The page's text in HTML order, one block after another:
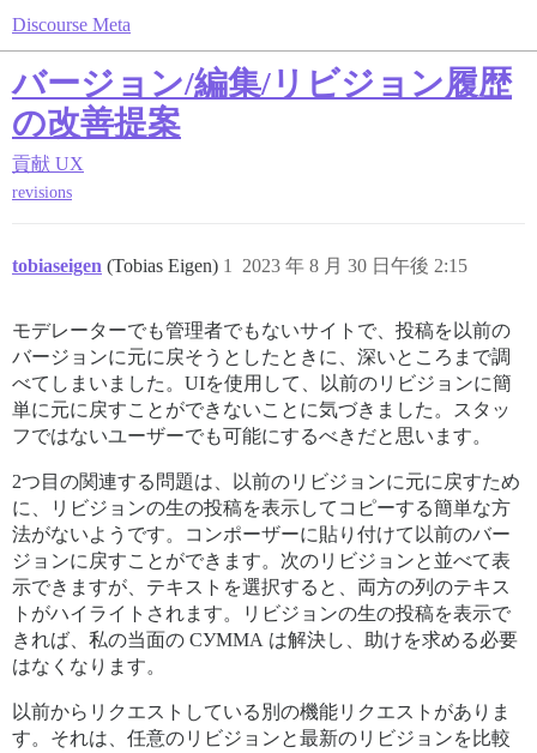
Discourse Meta
バージョン/編集/リビジョン履歴
の改善提案
貢献 UX
revisions
tobiaseigen (Tobias Eigen) 2023 年 8 月 30 日午後 2:15
1
モデレーターでも管理者でもないサイトで、投稿を以前の
バージョンに元に戻そうとしたときに、深いところまで調
べてしまいました。UIを使用して、以前のリビジョンに簡
単に元に戻すことができないことに気づきました。スタッ
フではないユーザーでも可能にするべきだと思います。
2つ目の関連する問題は、以前のリビジョンに元に戻すため
に、リビジョンの生の投稿を表示してコピーする簡単な方
法がないようです。コンポーザーに貼り付けて以前のバー
ジョンに戻すことができます。次のリビジョンと並べて表
示できますが、テキストを選択すると、両方の列のテキス
トがハイライトされます。リビジョンの生の投稿を表示で
きれば、私の当面の СУММА は解決し、助けを求める必要
はなくなります。
以前からリクエストしている別の機能リクエストがありま
す。それは、任意のリビジョンと最新のリビジョンを比較